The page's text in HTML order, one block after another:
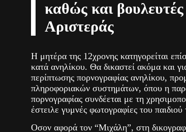
καθώς και
Αριστεράς
Η μητέρα της 12χρονης κατηγορείται
κατά ανηλίκου. Θα δικαστεί ακόμα και
περίπτωσης πορνογραφίας ανηλίκου,
πληροφοριακών συστημάτων, όπου η
πορνογραφίας συνδέεται με τη
έστειλε γυμνές φωτογραφίες του
Οσον αφορά τον “Μιχάλη”, στη